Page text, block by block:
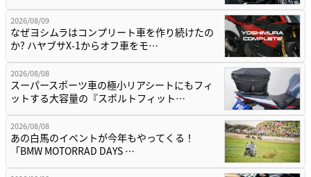
2026/08/09
なぜヨシムラはコンプリート車を作り続けたの
か? ハヤブサX-1からオフ車をモ…
2026/08/08
スーパースポーツ車の極小リアシートにもフィ
ットする大容量の『スポルトフィット…
2026/08/08
あの白馬のイベントが今年もやってくる！
「BMW MOTORRAD DAYS …